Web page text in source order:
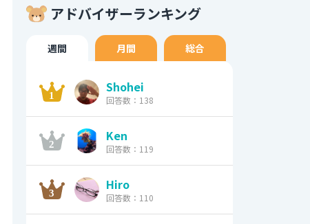
アドバイザーランキング
週間 月間 総合
Shohei
回答数：138
Ken
回答数：119
Hiro
回答数：110